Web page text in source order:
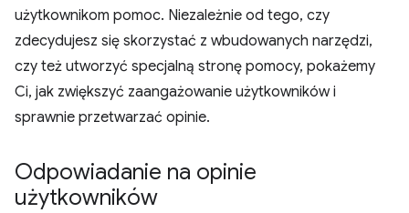
użytkownikom pomoc. Niezależnie od tego, czy
zdecydujesz się skorzystać z wbudowanych narzędzi,
czy też utworzyć specjalną stronę pomocy, pokażemy
Ci, jak zwiększyć zaangażowanie użytkowników i
sprawnie przetwarzać opinie.
Odpowiadanie na opinie
użytkowników